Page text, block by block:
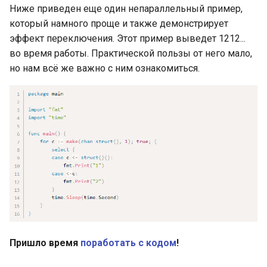
Объявление констант
Типизированные
именованные константы
объявлениях констант
iota в объявлениях
констант
Переменные, объявления
переменных
Переменные: присвоение
Полезные типы и пакеты
для ввода-вывода:
io.Copy()
Полезные типы и пакеты
io.WriteString()
Полезные типы и пакеты
для ввода-вывода: Pipe
writers и readers
JSON Marshal
Преобразование данных в
Ниже приведен еще один непараллельный пример,
который намного проще и также демонстрирует
эффект переключения. Этот пример выведет 1212...
во время работы. Практической пользы от него мало,
но нам всё же важно с ним ознакомиться.
Пришло время поработать с кодом!